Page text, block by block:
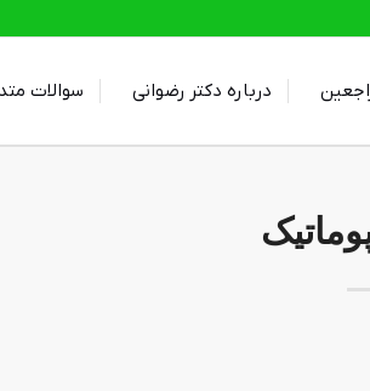
درباره دکتر رضوانی سوالات